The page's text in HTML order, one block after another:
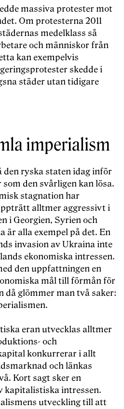
massiva protester mot
Om protesterna 2011
medelklass så
och människor från
kan exempelvis
skedde i
städer utan tidigare
imperialism
ryska staten idag inför
den svårligen kan lösa.
stagnation har
alltmer aggressivt i
i Georgien, Syrien och
är alla exempel på det. En
invasion av Ukraina inte
ekonomiska intressen.
den uppfattningen en
mål till förmån för
då glömmer man två saker:
eran utvecklas alltmer
och
konkurrerar i allt
och länkas
Kort sagt sker en
kapitalistiska intressen.
utveckling till att